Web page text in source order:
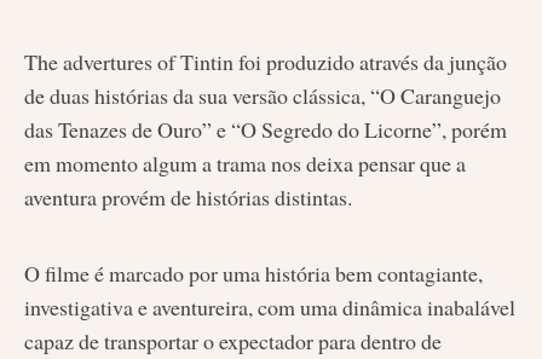
The advertures of Tintin foi produzido através da junção
de duas histórias da sua versão clássica, “O Caranguejo
das Tenazes de Ouro” e “O Segredo do Licorne”, porém
em momento algum a trama nos deixa pensar que a
aventura provém de histórias distintas.
O filme é marcado por uma história bem contagiante,
investigativa e aventureira, com uma dinâmica inabalável
capaz de transportar o expectador para dentro de